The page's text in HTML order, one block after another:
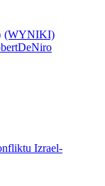
(WYNIKI)
Izrael-